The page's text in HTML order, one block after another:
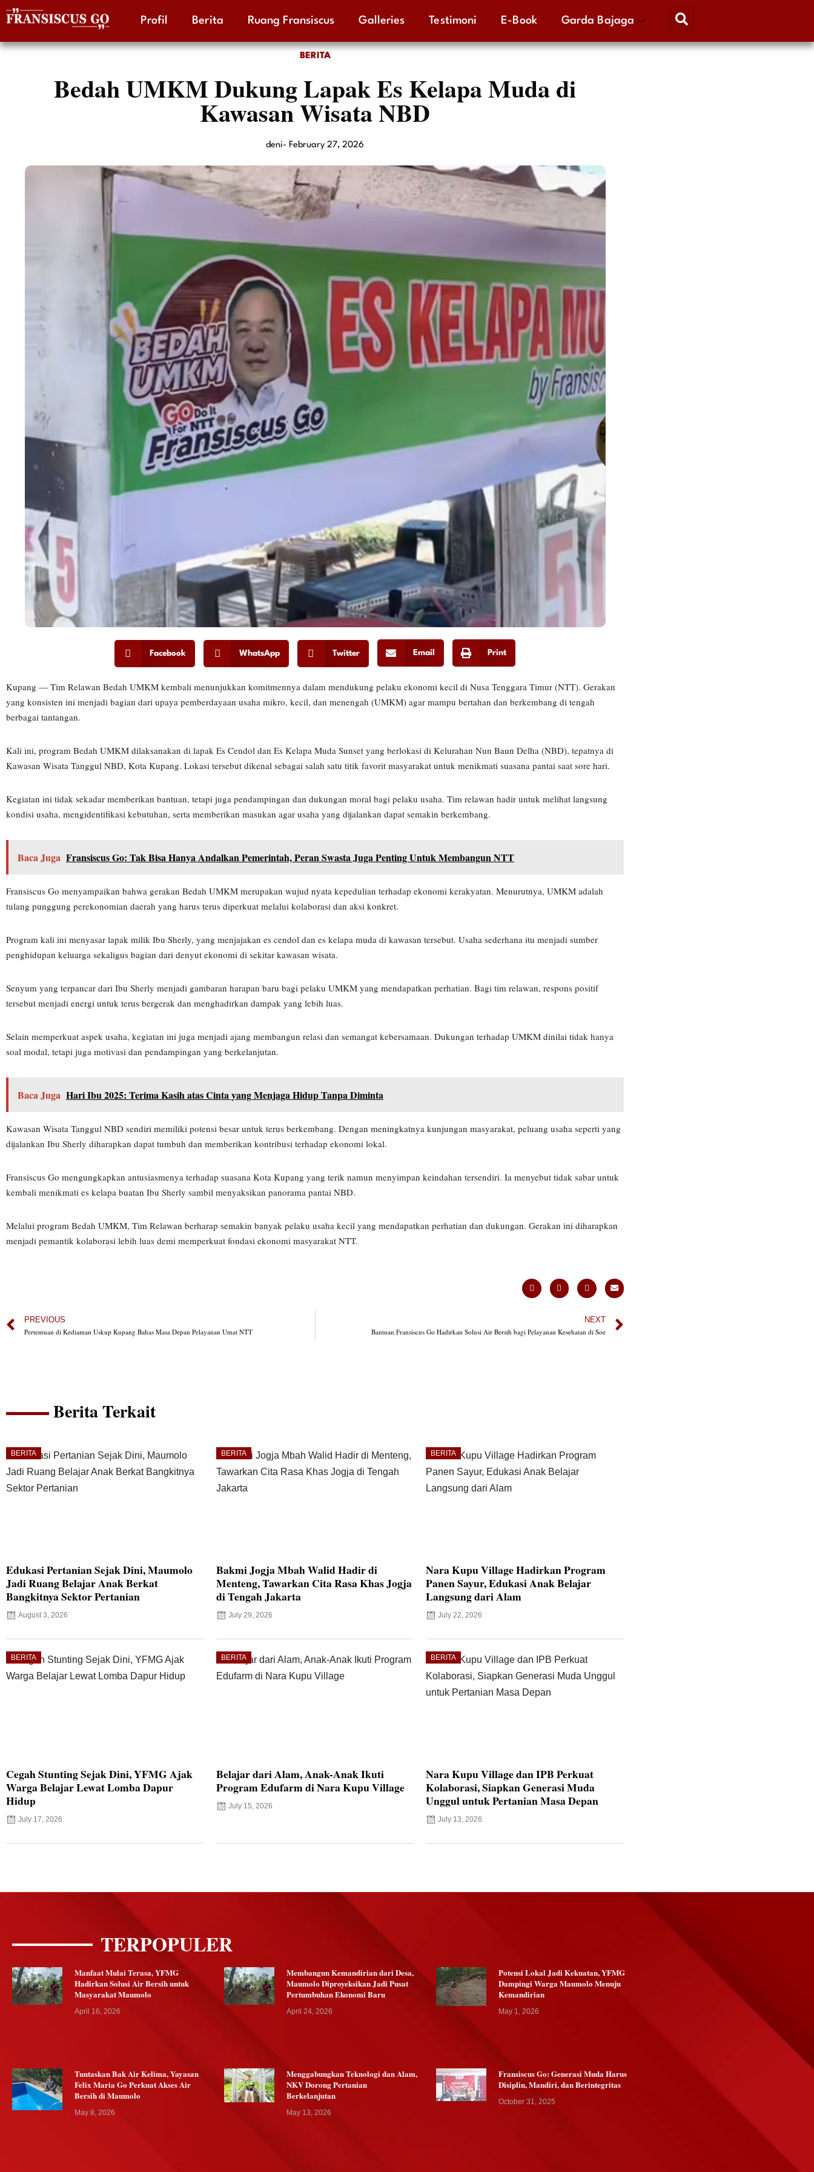
to
Profil Berita Ruang Fransiscus Galleries Testimoni E-Book Garda Bajaga
BERITA
Bedah UMKM Dukung Lapak Es Kelapa Muda di
Kawasan Wisata NBD
deni- February 27, 2026
Facebook WhatsApp Twitter Email Print
Kupang — Tim Relawan Bedah UMKM kembali menunjukkan komitmennya dalam mendukung pelaku ekonomi kecil di Nusa Tenggara Timur (NTT). Gerakan
yang konsisten ini menjadi bagian dari upaya pemberdayaan usaha mikro, kecil, dan menengah (UMKM) agar mampu bertahan dan berkembang di tengah
berbagai tantangan.
Kali ini, program Bedah UMKM dilaksanakan di lapak Es Cendol dan Es Kelapa Muda Sunset yang berlokasi di Kelurahan Nun Baun Delha (NBD), tepatnya di
Kawasan Wisata Tanggul NBD, Kota Kupang. Lokasi tersebut dikenal sebagai salah satu titik favorit masyarakat untuk menikmati suasana pantai saat sore hari.
Kegiatan ini tidak sekadar memberikan bantuan, tetapi juga pendampingan dan dukungan moral bagi pelaku usaha. Tim relawan hadir untuk melihat langsung
kondisi usaha, mengidentifikasi kebutuhan, serta memberikan masukan agar usaha yang dijalankan dapat semakin berkembang.
Baca Juga Fransiscus Go: Tak Bisa Hanya Andalkan Pemerintah, Peran Swasta Juga Penting Untuk Membangun NTT
Fransiscus Go menyampaikan bahwa gerakan Bedah UMKM merupakan wujud nyata kepedulian terhadap ekonomi kerakyatan. Menurutnya, UMKM adalah
tulang punggung perekonomian daerah yang harus terus diperkuat melalui kolaborasi dan aksi konkret.
Program kali ini menyasar lapak milik Ibu Sherly, yang menjajakan es cendol dan es kelapa muda di kawasan tersebut. Usaha sederhana itu menjadi sumber
penghidupan keluarga sekaligus bagian dari denyut ekonomi di sekitar kawasan wisata.
Senyum yang terpancar dari Ibu Sherly menjadi gambaran harapan baru bagi pelaku UMKM yang mendapatkan perhatian. Bagi tim relawan, respons positif
tersebut menjadi energi untuk terus bergerak dan menghadirkan dampak yang lebih luas.
Selain memperkuat aspek usaha, kegiatan ini juga menjadi ajang membangun relasi dan semangat kebersamaan. Dukungan terhadap UMKM dinilai tidak hanya
soal modal, tetapi juga motivasi dan pendampingan yang berkelanjutan.
Baca Juga Hari Ibu 2025: Terima Kasih atas Cinta yang Menjaga Hidup Tanpa Diminta
Kawasan Wisata Tanggul NBD sendiri memiliki potensi besar untuk terus berkembang. Dengan meningkatnya kunjungan masyarakat, peluang usaha seperti yang
dijalankan Ibu Sherly diharapkan dapat tumbuh dan memberikan kontribusi terhadap ekonomi lokal.
Fransiscus Go mengungkapkan antusiasmenya terhadap suasana Kota Kupang yang terik namun menyimpan keindahan tersendiri. Ia menyebut tidak sabar untuk
kembali menikmati es kelapa buatan Ibu Sherly sambil menyaksikan panorama pantai NBD.
Melalui program Bedah UMKM, Tim Relawan berharap semakin banyak pelaku usaha kecil yang mendapatkan perhatian dan dukungan. Gerakan ini diharapkan
menjadi pemantik kolaborasi lebih luas demi memperkuat fondasi ekonomi masyarakat NTT.
PREVIOUS
Pertemuan di Kediaman Uskup Kupang Bahas Masa Depan Pelayanan Umat NTT
NEXT
Bantuan Fransiscus Go Hadirkan Solusi Air Bersih bagi Pelayanan Kesehatan di Soe
Berita Terkait
BERITA
Edukasi Pertanian Sejak Dini, Maumolo
Jadi Ruang Belajar Anak Berkat
Bangkitnya Sektor Pertanian
August 3, 2026
BERITA
Bakmi Jogja Mbah Walid Hadir di
Menteng, Tawarkan Cita Rasa Khas Jogja
di Tengah Jakarta
July 29, 2026
BERITA
Nara Kupu Village Hadirkan Program
Panen Sayur, Edukasi Anak Belajar
Langsung dari Alam
July 22, 2026
BERITA
Cegah Stunting Sejak Dini, YFMG Ajak
Warga Belajar Lewat Lomba Dapur
Hidup
July 17, 2026
BERITA
Belajar dari Alam, Anak-Anak Ikuti
Program Edufarm di Nara Kupu Village
July 15, 2026
BERITA
Nara Kupu Village dan IPB Perkuat
Kolaborasi, Siapkan Generasi Muda
Unggul untuk Pertanian Masa Depan
July 13, 2026
TERPOPULER
Manfaat Mulai Terasa, YFMG
Hadirkan Solusi Air Bersih untuk
Masyarakat Maumolo
April 16, 2026
Membangun Kemandirian dari Desa,
Maumolo Diproyeksikan Jadi Pusat
Pertumbuhan Ekonomi Baru
April 24, 2026
Potensi Lokal Jadi Kekuatan, YFMG
Dampingi Warga Maumolo Menuju
Kemandirian
May 1, 2026
Tuntaskan Bak Air Kelima, Yayasan
Felix Maria Go Perkuat Akses Air
Bersih di Maumolo
May 8, 2026
Menggabungkan Teknologi dan Alam,
NKV Dorong Pertanian
Berkelanjutan
May 13, 2026
Fransiscus Go: Generasi Muda Harus
Disiplin, Mandiri, dan Berintegritas
October 31, 2025